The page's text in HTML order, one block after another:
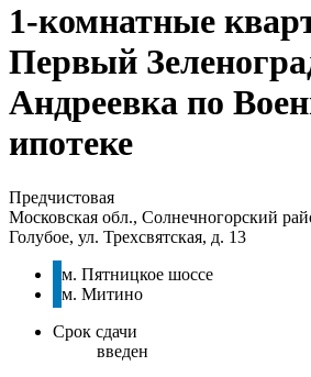
1-комнатные
Первый
Андреевка по
ипотеке
Предчистовая
Московская обл., Солнечногорский
Голубое, ул. Трехсвятская, д. 13
м. Пятницкое шоссе
м. Митино
Срок сдачи
введен